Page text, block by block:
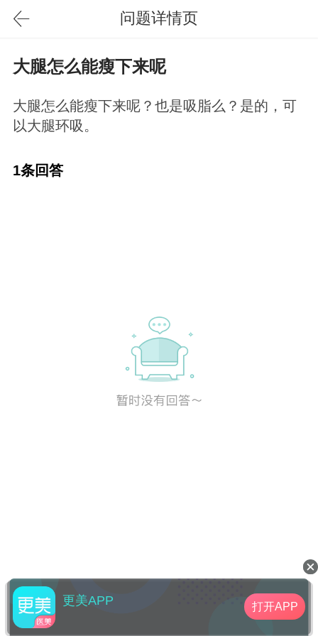
问题详情页
大腿怎么能瘦下来呢
大腿怎么能瘦下来呢？也是吸脂么？是的，可
以大腿环吸。
1条回答
更美APP 打开APP